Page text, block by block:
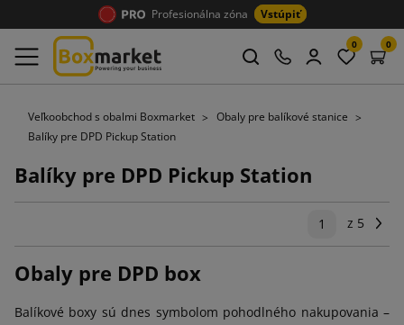
Profesionálna zóna Vstúpiť
0 0
Veľkoobchod s obalmi Boxmarket
Obaly pre balíkové stanice
Balíky pre DPD Pickup Station
Balíky pre DPD Pickup Station
1 z 5
Obaly pre DPD box
Balíkové boxy sú dnes symbolom pohodlného nakupovania –